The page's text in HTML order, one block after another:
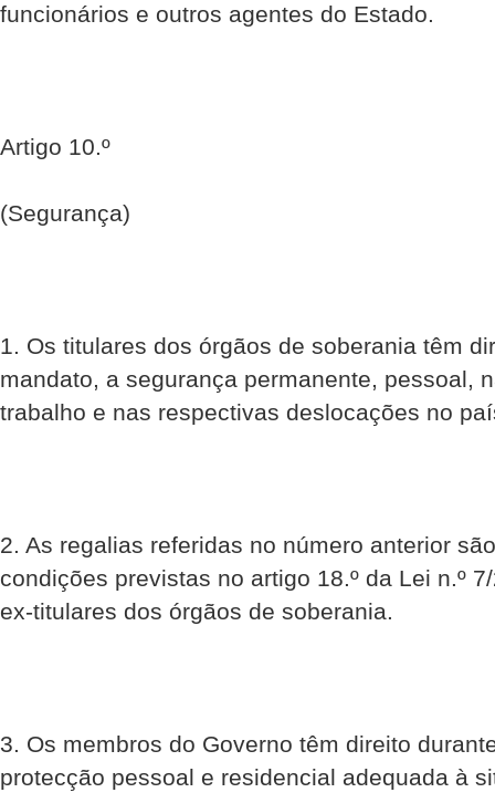
funcionários e outros agentes do Estado.
Artigo 10.º
(Segurança)
1. Os titulares dos órgãos de soberania têm
mandato, a segurança permanente, pessoal,
trabalho e nas respectivas deslocações no
2. As regalias referidas no número anterior
condições previstas no artigo 18.º da Lei n.º
ex-titulares dos órgãos de soberania.
3. Os membros do Governo têm direito
protecção pessoal e residencial adequada à